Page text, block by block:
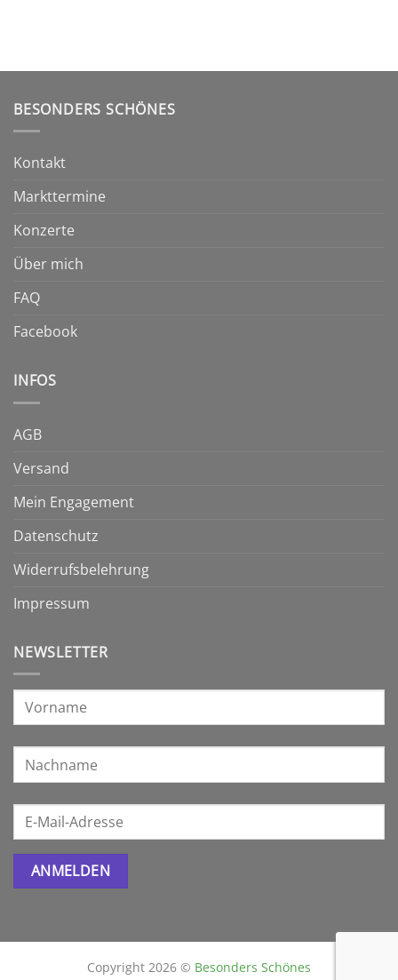
BESONDERS SCHÖNES
Kontakt
Markttermine
Konzerte
Über mich
FAQ
Facebook
INFOS
AGB
Versand
Mein Engagement
Datenschutz
Widerrufsbelehrung
Impressum
NEWSLETTER
Copyright 2026 © Besonders Schönes